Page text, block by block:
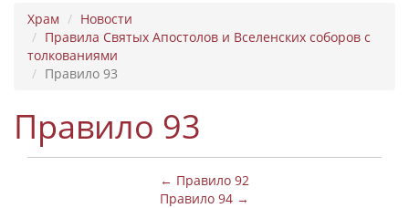
Храм
Новости
Правила Святых Апостолов и Вселенских соборов с
толкованиями
Правило 93
Правило 93
← Правило 92
Правило 94 →